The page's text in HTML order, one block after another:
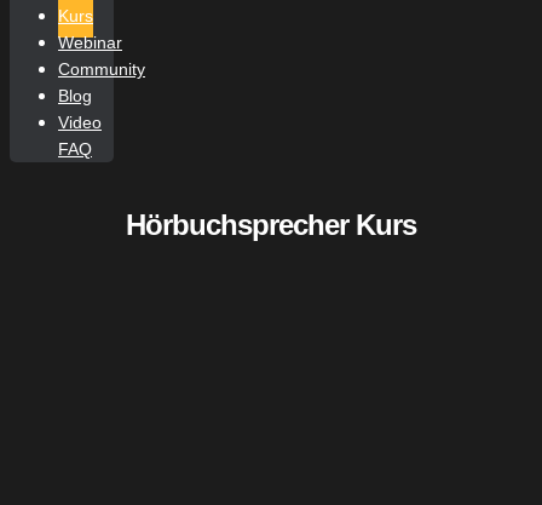
Kurs
Webinar
Community
Blog
Video
FAQ
Hörbuchsprecher Kurs